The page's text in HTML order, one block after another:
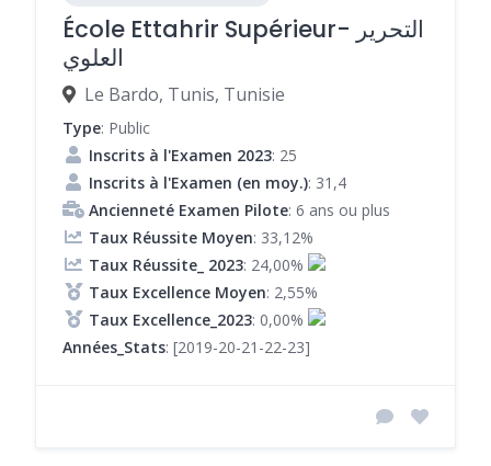
École Ettahrir Supérieur- التحرير
العلوي
Le Bardo, Tunis, Tunisie
Type: Public
Inscrits à l'Examen 2023: 25
Inscrits à l'Examen (en moy.): 31,4
Ancienneté Examen Pilote: 6 ans ou plus
Taux Réussite Moyen: 33,12%
Taux Réussite_ 2023: 24,00%
Taux Excellence Moyen: 2,55%
Taux Excellence_2023: 0,00%
Années_Stats: [2019-20-21-22-23]